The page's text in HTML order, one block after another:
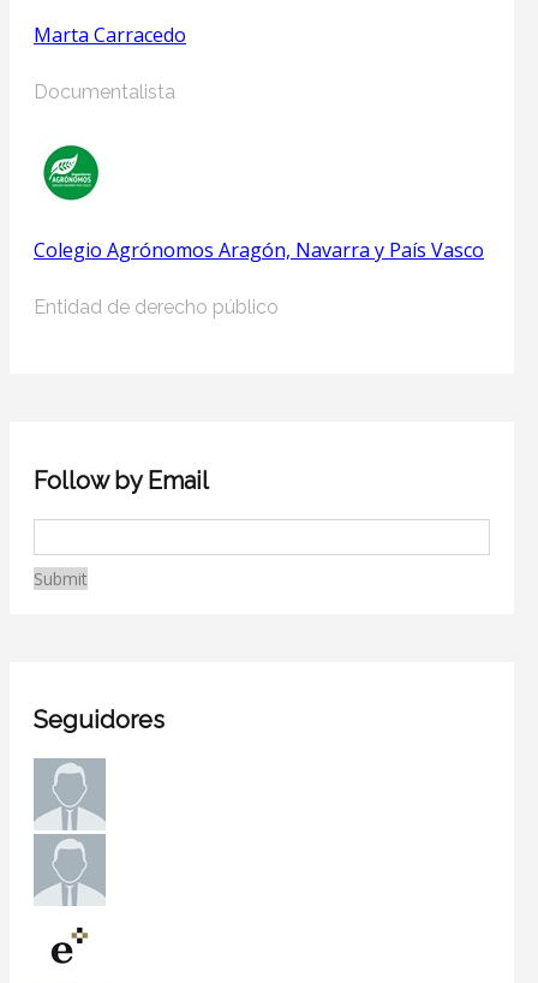
Marta Carracedo
Documentalista
Colegio Agrónomos Aragón, Navarra y País Vasco
Entidad de derecho público
Follow by Email
Seguidores